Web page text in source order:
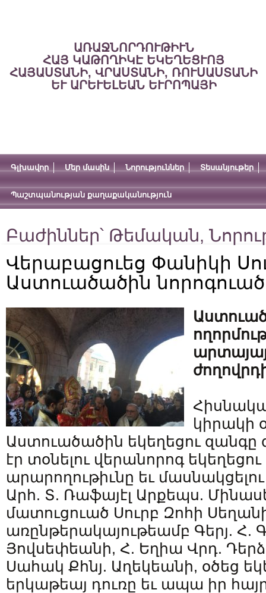
ԱՌԱՋՆՈՐԴՈՒԹԻՒՆ
ՀԱՅ ԿԱԹՈՂԻԿԷ ԵԿԵՂԵՑՒՈՅ
ՀԱՅԱՍՏԱՆԻ, ՎՐԱՍՏԱՆԻ, ՌՈՒՍԱՍՏԱՆԻ
ԵՒ ԱՐԵՒԵԼԵԱՆ ԵՒՐՈՊԱՅԻ
Գլխավոր Մեր մասին Նորություններ Տեսանյութեր
Պաշտպանության քաղաքականություն
Բաժիններ՝ Թեմական,
Վերաբացուեց Փանիկի
Աստուածածին
կիրակի
Աստուածածին եկեղեցու զանգը
էր տօնելու վերանորոգ
արարողութիւնը եւ
Արհ. Տ. Ռաֆայէլ Արքեպս.
մատուցուած Սուրբ Զոհի
առընթերակայութեամբ Գերյ. Հ.
Յովսեփեանի, Հ. Եղիա Վրդ.
Սահակ Քհնյ. Աղեկեանի, օծեց
երկաթեայ դուռը եւ ապա իր